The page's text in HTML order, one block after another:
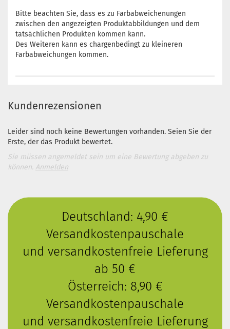
Bitte beachten Sie, dass es zu Farbabweichenungen
zwischen den angezeigten Produktabbildungen und dem
tatsächlichen Produkten kommen kann.
Des Weiteren kann es chargenbedingt zu kleineren
Farbabweichungen kommen.
Kundenrezensionen
Leider sind noch keine Bewertungen vorhanden. Seien Sie der
Erste, der das Produkt bewertet.
Sie müssen angemeldet sein um eine Bewertung abgeben zu
können. Anmelden
Deutschland: 4,90 €
Versandkostenpauschale
und versandkostenfreie Lieferung
ab 50 €
Österreich: 8,90 €
Versandkostenpauschale
und versandkostenfreie Lieferung